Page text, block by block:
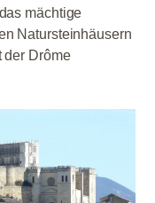
mächtige
Natursteinhäusern
der Drôme